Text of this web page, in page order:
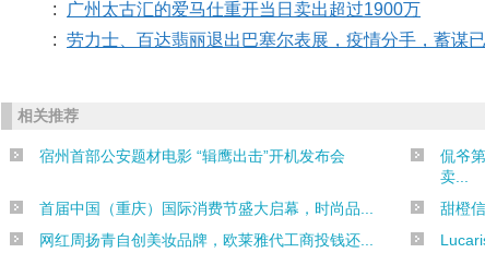
:
广州太古汇的爱马仕重开当日卖出超过1900万
: 劳力士、百达翡丽退出巴塞尔表展，疫情分手，蓄谋已
相关推荐
宿州首部公安题材电影 “辑鹰出击”开机发布会
侃爷
卖...
首届中国（重庆）国际消费节盛大启幕，时尚品...
甜橙
网红周扬青自创美妆品牌，欧莱雅代工商投钱还...